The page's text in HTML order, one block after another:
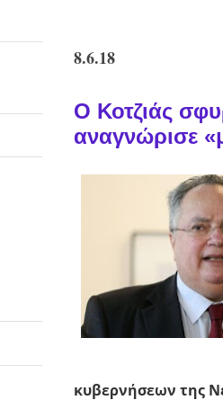
8.6.18
Ο Κοτζιάς
αναγνώρισε
κυβερνήσεων της